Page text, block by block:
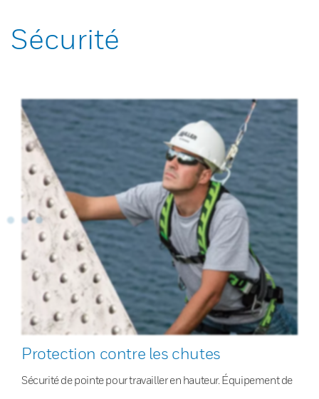
Sécurité
Protection contre les chutes
Sécurité de pointe pour travailler en hauteur. Équipement de